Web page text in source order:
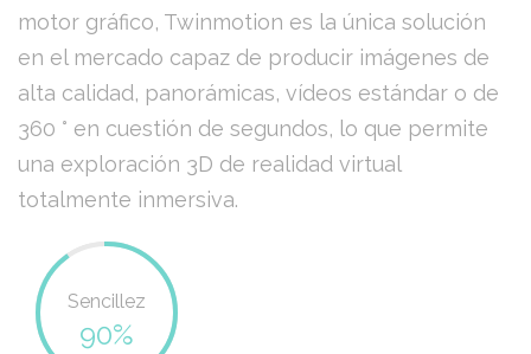
motor gráfico, Twinmotion es la única solución
en el mercado capaz de producir imágenes de
alta calidad, panorámicas, vídeos estándar o de
360 ​​° en cuestión de segundos, lo que permite
una exploración 3D de realidad virtual
totalmente inmersiva.
Sencillez
90%